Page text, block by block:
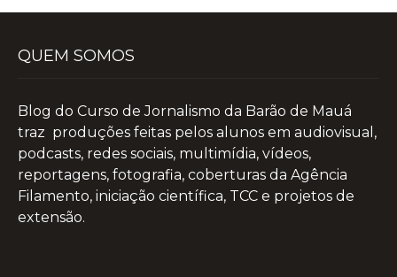
QUEM SOMOS
Blog do Curso de Jornalismo da Barão de Mauá
traz produções feitas pelos alunos em audiovisual,
podcasts, redes sociais, multimídia, vídeos,
reportagens, fotografia, coberturas da Agência
Filamento, iniciação científica, TCC e projetos de
extensão.